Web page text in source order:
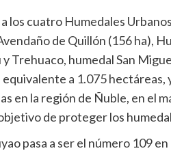
los cuatro Humedales
de Quillón (156 ha),
Trehuaco, humedal San
a 1.075 hectáreas,
en la región de Ñuble, en el
de proteger los
pasa a ser el número 109